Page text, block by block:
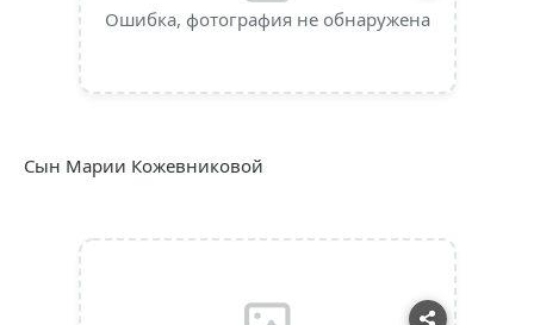
Ошибка, фотография не обнаружена
Сын Марии Кожевниковой